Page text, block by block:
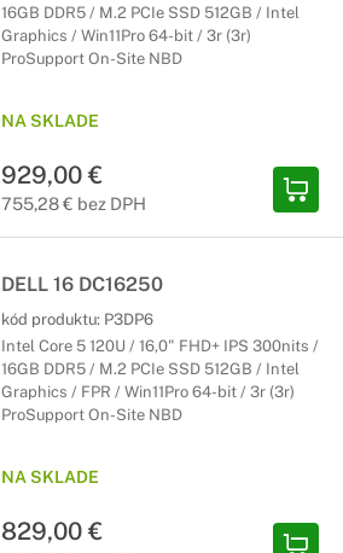
16GB DDR5 / M.2 PCIe SSD 512GB / Intel
Graphics / Win11Pro 64-bit / 3r (3r)
ProSupport On-Site NBD
NA SKLADE
929,00 €
755,28 € bez DPH
DELL 16 DC16250
kód produktu: P3DP6
Intel Core 5 120U / 16,0" FHD+ IPS 300nits /
16GB DDR5 / M.2 PCIe SSD 512GB / Intel
Graphics / FPR / Win11Pro 64-bit / 3r (3r)
ProSupport On-Site NBD
NA SKLADE
829,00 €